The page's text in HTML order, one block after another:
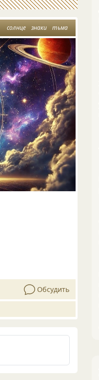
солнце знаки тьма
Обсудить